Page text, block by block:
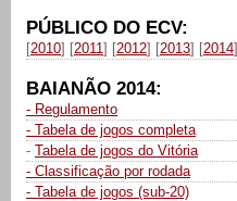
PÚBLICO DO ECV:
[2010] [2011] [2012] [2013] [2014]
BAIANÃO 2014:
- Regulamento
- Tabela de jogos completa
- Tabela de jogos do Vitória
- Classificação por rodada
- Tabela de jogos (sub-20)